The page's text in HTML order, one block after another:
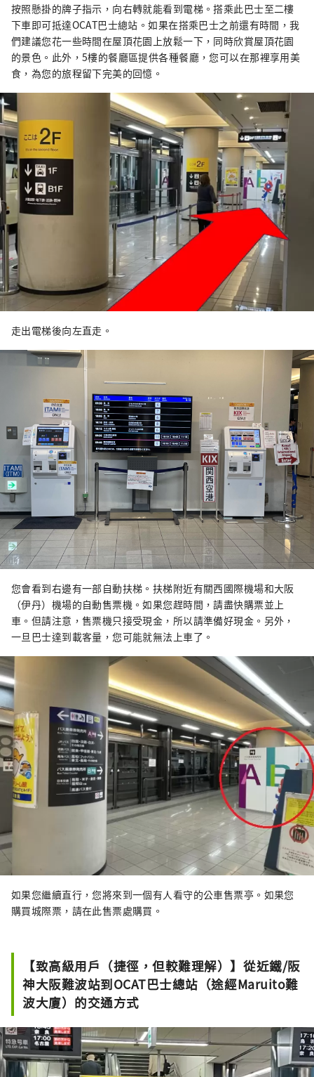
按照懸掛的牌子指示，向右轉就能看到電梯。搭乘此巴士至二樓
下車即可抵達OCAT巴士總站。如果在搭乘巴士之前還有時間，我
們建議您花一些時間在屋頂花園上放鬆一下，同時欣賞屋頂花園
的景色。此外，5樓的餐廳區提供各種餐廳，您可以在那裡享用美
食，為您的旅程留下完美的回憶。
走出電梯後向左直走。
您會看到右邊有一部自動扶梯。扶梯附近有關西國際機場和大阪
（伊丹）機場的自動售票機。如果您趕時間，請盡快購票並上
車。但請注意，售票機只接受現金，所以請準備好現金。另外，
一旦巴士達到載客量，您可能就無法上車了。
如果您繼續直行，您將來到一個有人看守的公車售票亭。如果您
購買城際票，請在此售票處購買。
【致高級用戶（捷徑，但較難理解）】從近鐵/阪
神大阪難波站到OCAT巴士總站（途經Maruito難
波大廈）的交通方式